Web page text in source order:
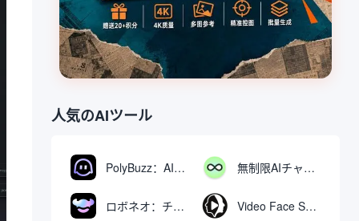
人気のAIツール
PolyBuzz：AIキャラクターと交流できる無料チャット＆ロールプレイングプラットフォーム 無制限AIチャット：無料無制限AIチャットツール
ロボネオ：チャットで動画や画像を生成・編集するAIツール Video Face Swap